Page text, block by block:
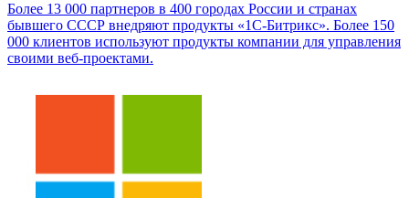
Более 13 000 партнеров в 400 городах России и странах
бывшего СССР внедряют продукты «1С-Битрикс». Более 150
000 клиентов используют продукты компании для управления
своими веб-проектами.